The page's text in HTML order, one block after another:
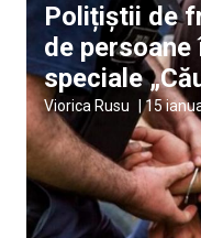
Polițiștii de
de
speciale
Viorica Rusu 15